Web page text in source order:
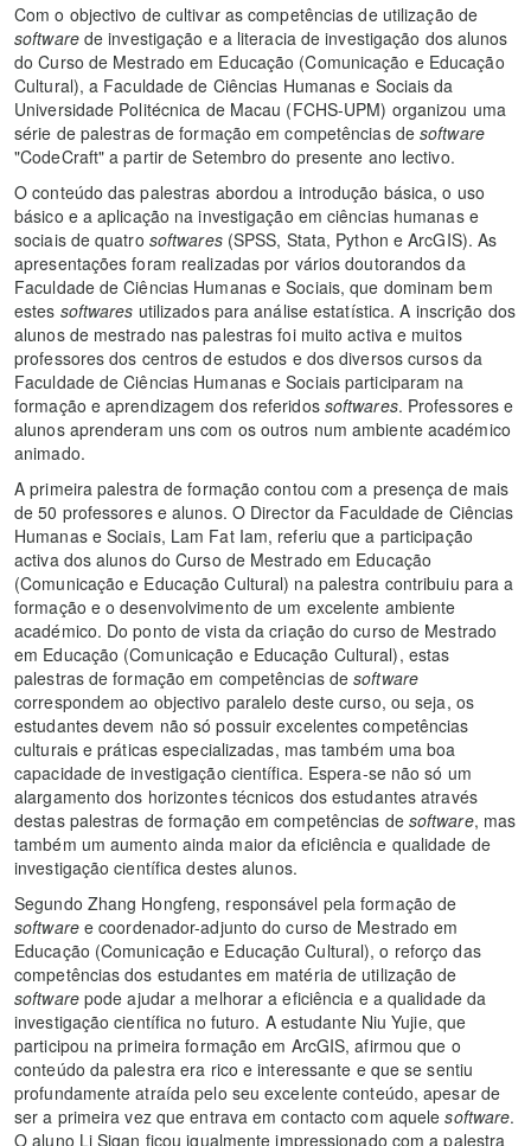
Com o objectivo de cultivar as competências de utilização de
softwarede investigação e a literacia de investigação dos alunos
do Curso de Mestrado em Educação (Comunicação e Educação
Cultural), a Faculdade de Ciências Humanas e Sociais da
Universidade Politécnica de Macau (FCHS-UPM) organizou uma
série de palestras de formação em competências desoftware
"CodeCraft" a partir de Setembro do presente ano lectivo.
O conteúdo das palestras abordou a introdução básica, o uso
básico e a aplicação na investigação em ciências humanas e
sociais de quatro softwares (SPSS, Stata, Python e ArcGIS). As
apresentações foram realizadas por vários doutorandos da
Faculdade de Ciências Humanas e Sociais, que dominam bem
estes softwares utilizados para análise estatística. A inscrição dos
alunos de mestrado nas palestras foi muito activa e muitos
professores dos centros de estudos e dos diversos cursos da
Faculdade de Ciências Humanas e Sociais participaram na
formação e aprendizagem dos referidos softwares. Professores e
alunos aprenderam uns com os outros num ambiente académico
animado.
A primeira palestra de formação contou com a presença de mais
de 50 professores e alunos. O Director da Faculdade de Ciências
Humanas e Sociais, Lam Fat Iam, referiu que a participação
activa dos alunos do Curso de Mestrado em Educação
(Comunicação e Educação Cultural) na palestra contribuiu para a
formação e o desenvolvimento de um excelente ambiente
académico. Do ponto de vista da criação do curso de Mestrado
em Educação (Comunicação e Educação Cultural), estas
palestras de formação em competências desoftware
correspondem ao objectivo paralelo deste curso, ou seja, os
estudantes devem não só possuir excelentes competências
culturais e práticas especializadas, mas também uma boa
capacidade de investigação científica. Espera-se não só um
alargamento dos horizontes técnicos dos estudantes através
destas palestras de formação em competências de software, mas
também um aumento ainda maior da eficiência e qualidade de
investigação científica destes alunos.
Segundo Zhang Hongfeng, responsável pela formação de
softwaree coordenador-adjunto do curso de Mestrado em
Educação (Comunicação e Educação Cultural), o reforço das
competências dos estudantes em matéria de utilização de
softwarepode ajudar a melhorar a eficiência e a qualidade da
investigação científica no futuro. A estudante Niu Yujie, que
participou na primeira formação em ArcGIS, afirmou que o
conteúdo da palestra era rico e interessante e que se sentiu
profundamente atraída pelo seu excelente conteúdo, apesar de
ser a primeira vez que entrava em contacto com aquelesoftware.
O aluno Li Sigan ficou igualmente impressionado com a palestra